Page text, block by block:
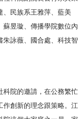
、民族系王雅萍、藍美
蘇昱璇、傳播學院數位內
朱詠薇、國合處、科技智
科院的邀請，在公務繁忙
作創新的理念跟策略。江